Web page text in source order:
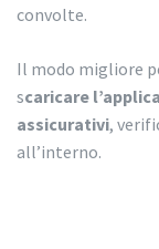
convolte.
Il modo migliore
scaricare
assicurativi,
all’interno.